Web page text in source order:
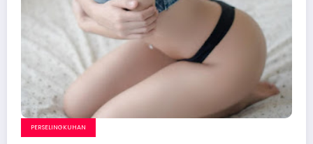
PERSELINGKUHAN